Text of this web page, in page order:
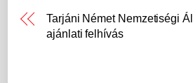
Tarjáni Német Nemzetiségi
ajánlati felhívás